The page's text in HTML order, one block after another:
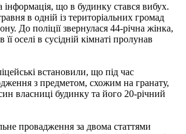
інформація, що в будинку стався вибух.
в одній із територіальних громад
До поліції звернулася 44-річна жінка,
оселі в сусідній кімнаті пролунав
встановили, що під час
з предметом, схожим на гранату,
власниці будинку та його 20-річний
провадження за двома статтями